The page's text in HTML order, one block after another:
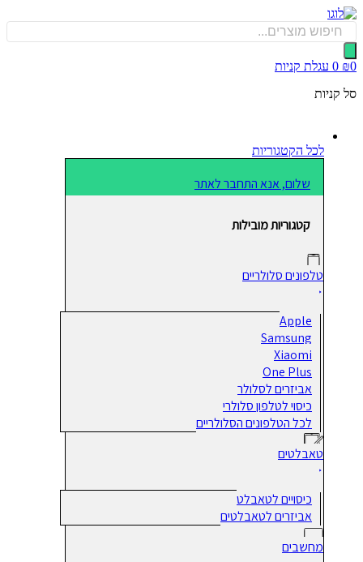
0 עגלת קניות
לכל הקטגוריות
שלום, אנא התחבר לאתר
קטגוריות מובילות
טלפונים סלולריים
Apple
Samsung
Xiaomi
One Plus
אביזרים לסלולר
כיסוי לטלפון סלולרי
לכל הטלפונים הסלולריים
טאבלטים
כיסויים לטאבלט
אביזרים לטאבלטים
מחשבים